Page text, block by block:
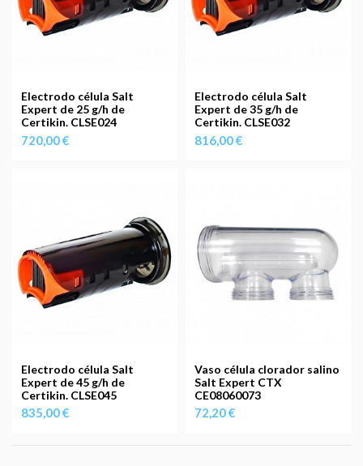
Electrodo célula Salt
Expert de 25 g/h de
Certikin. CLSE024
720,00 €
Electrodo célula Salt
Expert de 35 g/h de
Certikin. CLSE032
816,00 €
Electrodo célula Salt
Expert de 45 g/h de
Certikin. CLSE045
835,00 €
Vaso célula clorador salino
Salt Expert CTX
CE08060073
72,20 €